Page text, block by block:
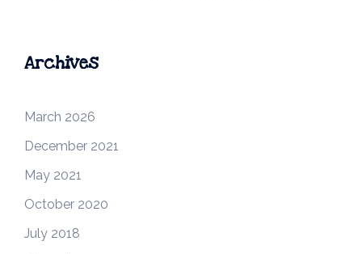
Archives
March 2026
December 2021
May 2021
October 2020
July 2018